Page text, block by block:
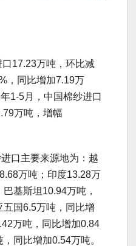
17.23万吨，环比减
，同比增加7.19万
1-5月，中国棉纱进口
万吨，增幅
口主要来源地为：越
万吨；印度13.28万
基斯坦10.94万吨，
五国6.5万吨，同比增
万吨，同比增加0.84
同比增加0.54万吨。